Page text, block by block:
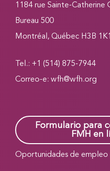
1184 rue Sainte-Catherine
Bureau 500
Montréal, Québec H3B
Tel.: +1 (514) 875-7944
Correo-e:wfh@wfh.org
Formulario para
FMH en
Oportunidades de empleo